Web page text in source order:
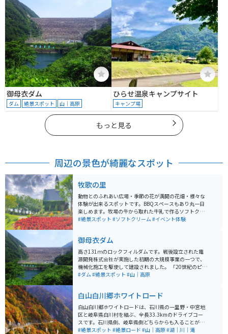
御母衣ダム
ダム 絶景スポット 山｜高原
ひらせ温泉キャンプサイト
キャンプ場
もっと見る
周辺の景色が綺麗なスポット
牧歌の里
動物とのふれあい広場・季節の花が満開の花畑・様々な
体験が出来るスポットです。BBQスペースもあり丸一日
楽しめます。牧場の牛から取れた牛乳で作るソフトクリ
ームは絶品なので、ぜひ一度食べてみてほしいです。
#絶景スポット #ソフトクリーム#イベント体験
御母衣ダム
高さ131ｍのロックフィルダムです。戦後設立された電
源開発株式会社が実施した初期の大規模事業の一つで、
機械化施工を駆使して建設されました。 「20世紀のピラ
ミッド」とも呼ばれていました。現在でも、既設のロッ
#ダム#絶景スポット #山｜高原
白山白川郷ホワイトロード
白山白川郷ホワイトロードは、石川県の一里野・中宮地
区と岐阜県白川村を結ぶ、全長33.3kmのドライブコー
スです。石川県側、岐阜県側どちらからも入ることがで
き、コースのあちこちで雄大な山々や、落差80メートル
#絶景スポット #絶景ロード #山｜高原#湖｜川｜滝